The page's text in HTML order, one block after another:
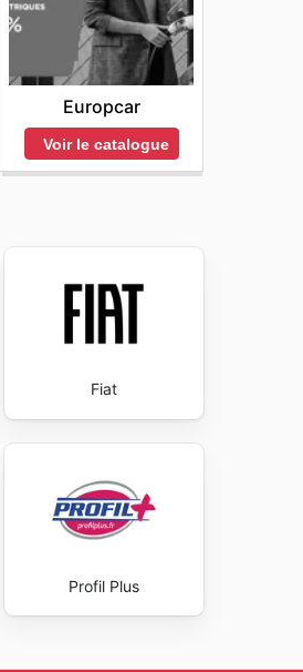
Europcar
Voir le catalogue
Fiat
Profil Plus